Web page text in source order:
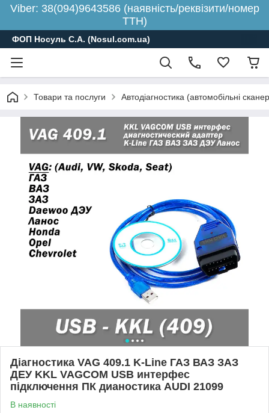
Viber: 38(094)9643586 (наявність/реквізити/номер
ТТН)
ФОП Носуль С.А. (Nosul.com.ua)
Товари та послуги Автодіагностика (автомобільні
Діагностика VAG 409.1 K-Line ГАЗ ВАЗ ЗАЗ
ДЕУ KKL VAGCOM USB интерфес
підключення ПК дианостика AUDI 21099
В наявності